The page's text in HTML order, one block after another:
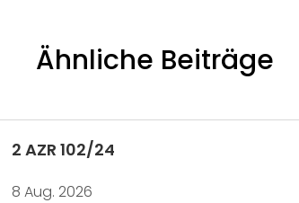
Ähnliche Beiträge
2 AZR 102/24
8 Aug. 2026